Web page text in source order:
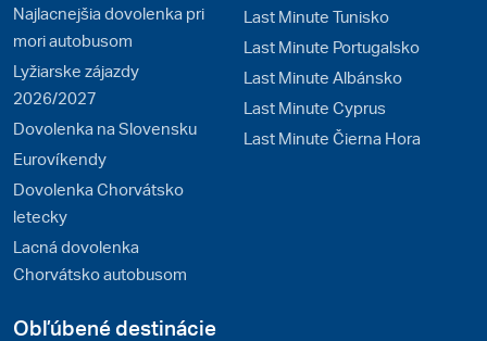
Najlacnejšia dovolenka pri
mori autobusom
Lyžiarske zájazdy
2026/2027
Dovolenka na Slovensku
Eurovíkendy
Dovolenka Chorvátsko
letecky
Lacná dovolenka
Chorvátsko autobusom
Last Minute Tunisko
Last Minute Portugalsko
Last Minute Albánsko
Last Minute Cyprus
Last Minute Čierna Hora
Obľúbené destinácie